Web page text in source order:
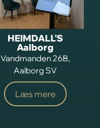
HEIMDALL'S
Aalborg
Vandmanden 26B,
Aalborg SV
Læs mere